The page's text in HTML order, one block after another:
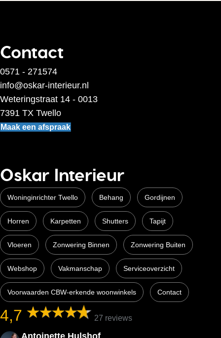
Contact
0571 - 271574
info@oskar-interieur.nl
Weteringstraat 14 - 0013
7391 TX Twello
Maak een afspraak
Oskar Interieur
Woninginrichter Twello Behang Gordijnen
Horren Karpetten Shutters Tapijt
Vloeren Zonwering Binnen Zonwering Buiten
Webshop Vakmanschap Serviceoverzicht
Voorwaarden CBW-erkende woonwinkels Contact
4,7 27 reviews
Antoinette Hulshof